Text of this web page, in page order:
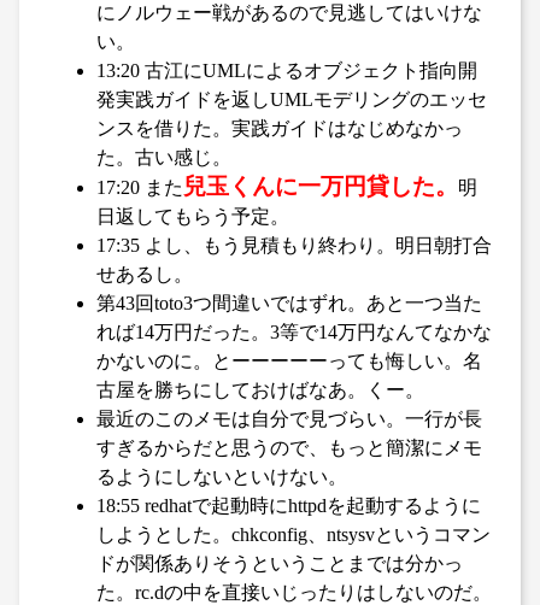
にノルウェー戦があるので見逃してはいけな
い。
13:20 古江にUMLによるオブジェクト指向開
発実践ガイドを返しUMLモデリングのエッセ
ンスを借りた。実践ガイドはなじめなかっ
た。古い感じ。
17:20 また 兒玉くんに一万円貸した。
明
日返してもらう予定。
17:35 よし、もう見積もり終わり。明日朝打合
せあるし。
第43回toto3つ間違いではずれ。あと一つ当た
れば14万円だった。3等で14万円なんてなかな
かないのに。とーーーーーっても悔しい。名
古屋を勝ちにしておけばなあ。くー。
最近のこのメモは自分で見づらい。一行が長
すぎるからだと思うので、もっと簡潔にメモ
るようにしないといけない。
18:55 redhatで起動時にhttpdを起動するように
しようとした。chkconfig、ntsysvというコマン
ドが関係ありそうということまでは分かっ
た。rc.dの中を直接いじったりはしないのだ。